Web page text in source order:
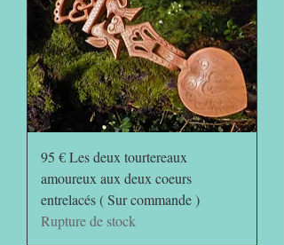
95 € Les deux tourtereaux
amoureux aux deux coeurs
entrelacés ( Sur commande )
Rupture de stock